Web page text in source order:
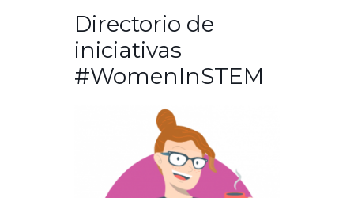
Directorio de
iniciativas
#WomenInSTEM